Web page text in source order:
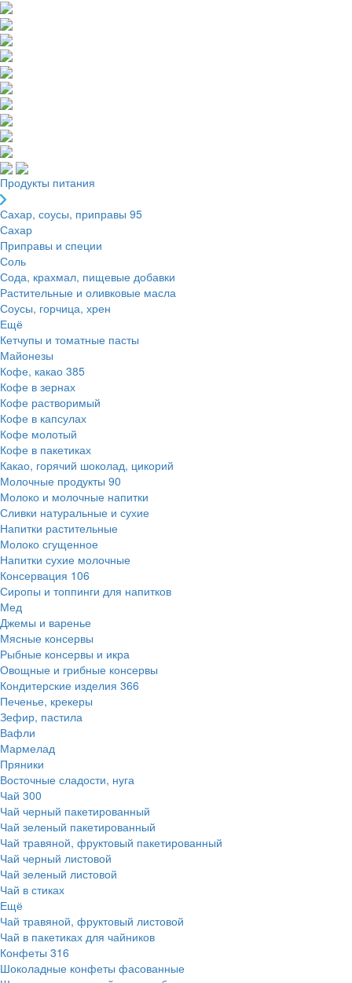
Продукты питания
Сахар, соусы, приправы 95
Сахар
Приправы и специи
Соль
Сода, крахмал, пищевые добавки
Растительные и оливковые масла
Соусы, горчица, хрен
Ещё
Кетчупы и томатные пасты
Майонезы
Кофе, какао 385
Кофе в зернах
Кофе растворимый
Кофе в капсулах
Кофе молотый
Кофе в пакетиках
Какао, горячий шоколад, цикорий
Молочные продукты 90
Молоко и молочные напитки
Сливки натуральные и сухие
Напитки растительные
Молоко сгущенное
Напитки сухие молочные
Консервация 106
Сиропы и топпинги для напитков
Мед
Джемы и варенье
Мясные консервы
Рыбные консервы и икра
Овощные и грибные консервы
Кондитерские изделия 366
Печенье, крекеры
Зефир, пастила
Вафли
Мармелад
Пряники
Восточные сладости, нуга
Чай 300
Чай черный пакетированный
Чай зеленый пакетированный
Чай травяной, фруктовый пакетированный
Чай черный листовой
Чай зеленый листовой
Чай в стиках
Ещё
Чай травяной, фруктовый листовой
Чай в пакетиках для чайников
Конфеты 316
Шоколадные конфеты фасованные